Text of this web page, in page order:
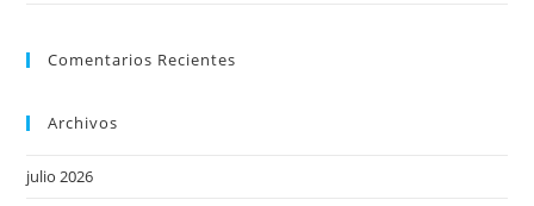
Comentarios Recientes
Archivos
julio 2026